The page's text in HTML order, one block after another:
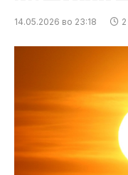
14.05.2026 во 23:18